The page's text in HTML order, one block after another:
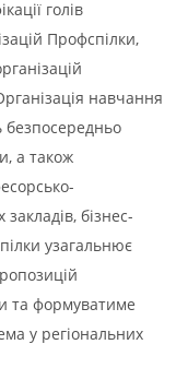
голів
Профспілки,
навчання
безпосередньо
а також
бізнес-
узагальнює
та формуватиме
у регіональних